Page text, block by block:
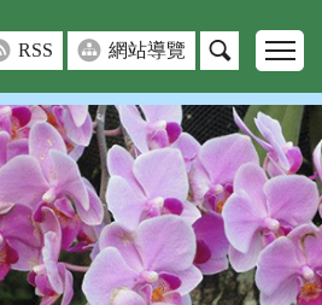
RSS 網站導覽